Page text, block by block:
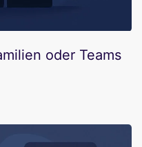
oder Teams